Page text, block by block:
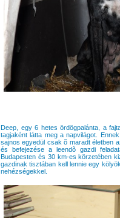
Deep, egy 6 hetes ördögpalánta, a
tagjaként látta meg a napvilágot.
sajnos egyedül csak õ maradt életben
és befejezése a leendõ gazdi
Budapesten és 30 km-es körzetében
gazdinak tisztában kell lennie egy
nehézségekkel.